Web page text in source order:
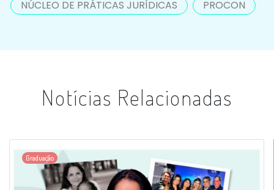
NÚCLEO DE PRÁTICAS JURÍDICAS PROCON
Notícias Relacionadas
Graduação